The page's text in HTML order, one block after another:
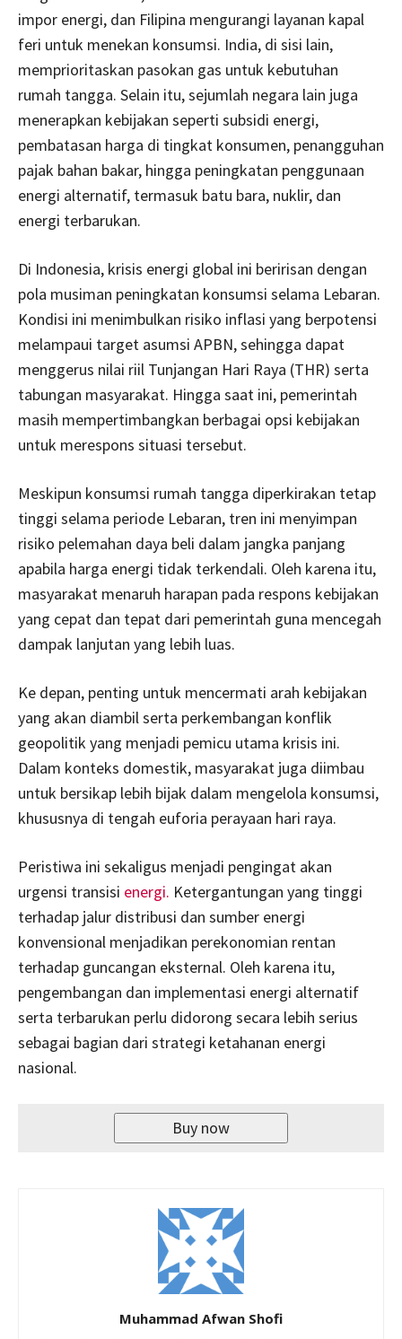
impor energi, dan Filipina mengurangi layanan kapal
feri untuk menekan konsumsi. India, di sisi lain,
memprioritaskan pasokan gas untuk kebutuhan
rumah tangga. Selain itu, sejumlah negara lain juga
menerapkan kebijakan seperti subsidi energi,
pembatasan harga di tingkat konsumen, penangguhan
pajak bahan bakar, hingga peningkatan penggunaan
energi alternatif, termasuk batu bara, nuklir, dan
energi terbarukan.
Di Indonesia, krisis energi global ini beririsan dengan
pola musiman peningkatan konsumsi selama Lebaran.
Kondisi ini menimbulkan risiko inflasi yang berpotensi
melampaui target asumsi APBN, sehingga dapat
menggerus nilai riil Tunjangan Hari Raya (THR) serta
tabungan masyarakat. Hingga saat ini, pemerintah
masih mempertimbangkan berbagai opsi kebijakan
untuk merespons situasi tersebut.
Meskipun konsumsi rumah tangga diperkirakan tetap
tinggi selama periode Lebaran, tren ini menyimpan
risiko pelemahan daya beli dalam jangka panjang
apabila harga energi tidak terkendali. Oleh karena itu,
masyarakat menaruh harapan pada respons kebijakan
yang cepat dan tepat dari pemerintah guna mencegah
dampak lanjutan yang lebih luas.
Ke depan, penting untuk mencermati arah kebijakan
yang akan diambil serta perkembangan konflik
geopolitik yang menjadi pemicu utama krisis ini.
Dalam konteks domestik, masyarakat juga diimbau
untuk bersikap lebih bijak dalam mengelola konsumsi,
khususnya di tengah euforia perayaan hari raya.
Peristiwa ini sekaligus menjadi pengingat akan
urgensi transisi energi. Ketergantungan yang tinggi
terhadap jalur distribusi dan sumber energi
konvensional menjadikan perekonomian rentan
terhadap guncangan eksternal. Oleh karena itu,
pengembangan dan implementasi energi alternatif
serta terbarukan perlu didorong secara lebih serius
sebagai bagian dari strategi ketahanan energi
nasional.
Buy now
Muhammad Afwan Shofi